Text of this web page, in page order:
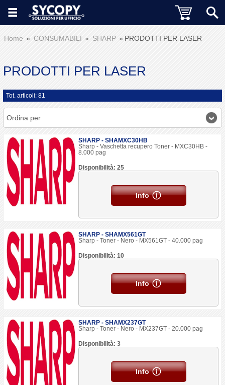
Home CONSUMABILI SHARP PRODOTTI PER LASER
PRODOTTI PER LASER
Tot. articoli: 81
Ordina per
SHARP - SHAMXC30HB
Sharp - Vaschetta recupero Toner - MXC30HB -
8.000 pag
Disponibilità: 25
Info
SHARP - SHAMX561GT
Sharp - Toner - Nero - MX561GT - 40.000 pag
Disponibilità: 10
Info
SHARP - SHAMX237GT
Sharp - Toner - Nero - MX237GT - 20.000 pag
Disponibilità: 3
Info